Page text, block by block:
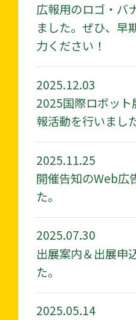
広報用のロゴ・バ
ました。ぜひ、早
力ください！
2025.12.03
2025国際ロボット
報活動を行いまし
2025.11.25
開催告知のWeb広
た。
2025.07.30
出展案内＆出展申
た。
2025.05.14